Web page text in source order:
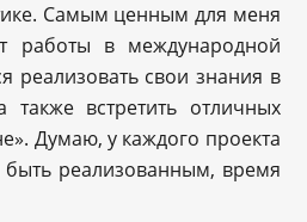
Самым ценным для меня
работы в международной
реализовать свои знания в
также встретить отличных
Думаю, у каждого проекта
реализованным, время